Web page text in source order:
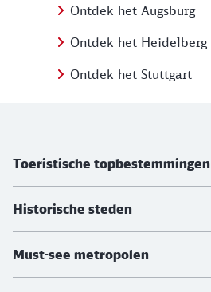
Ontdek het Augsburg
Ontdek het Heidelberg
Ontdek het Stuttgart
Toeristische topbestemmingen
Historische steden
Must-see metropolen